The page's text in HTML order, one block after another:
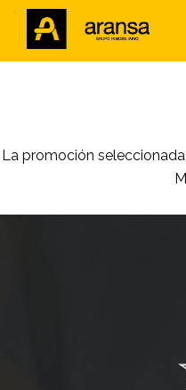
La promoción